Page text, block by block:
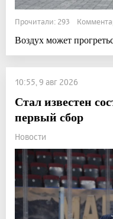
Прочитали: 293
Воздух может
10:55, 9 авг 2026
Стал известен
первый сбор
Новости